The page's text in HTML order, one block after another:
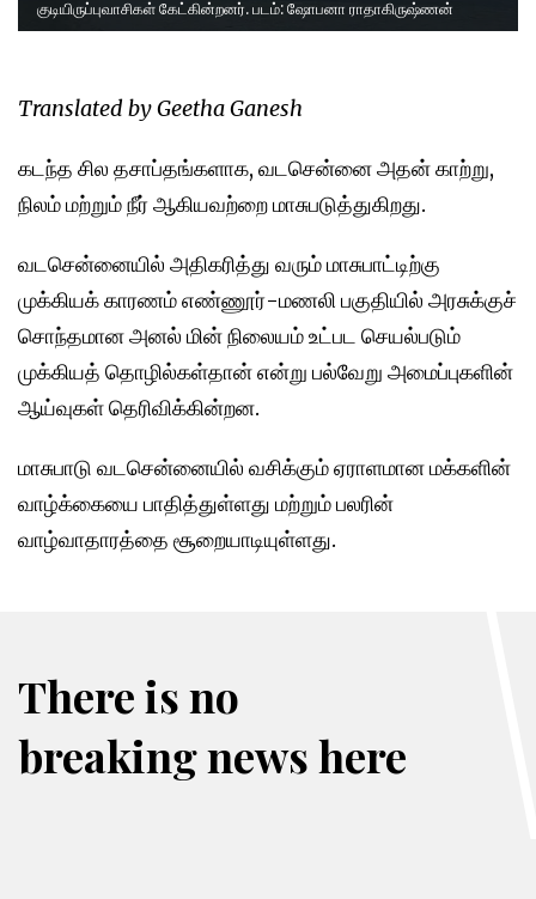
குடியிருப்புவாசிகள் கேட்கின்றனர். படம்: ஷோபனா ராதாகிருஷ்ணன்
Translated by Geetha Ganesh
கடந்த சில தசாப்தங்களாக, வடசென்னை அதன் காற்று,
நிலம் மற்றும் நீர் ஆகியவற்றை மாசுபடுத்துகிறது.
வடசென்னையில் அதிகரித்து வரும் மாசுபாட்டிற்கு
முக்கியக் காரணம் எண்ணூர்-மணலி பகுதியில் அரசுக்குச்
சொந்தமான அனல் மின் நிலையம் உட்பட செயல்படும்
முக்கியத் தொழில்கள்தான் என்று பல்வேறு அமைப்புகளின்
ஆய்வுகள் தெரிவிக்கின்றன.
மாசுபாடு வடசென்னையில் வசிக்கும் ஏராளமான மக்களின்
வாழ்க்கையை பாதித்துள்ளது மற்றும் பலரின்
வாழ்வாதாரத்தை சூறையாடியுள்ளது.
There is no
breaking news here